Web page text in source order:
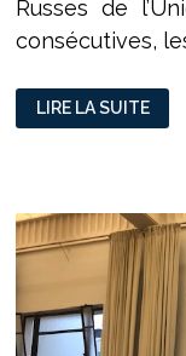
Russes de
consécutives,
BASKETBALL
:
TROISIÈME
KAZAN
EN
EUROLIGUE
LIRE LA SUITE